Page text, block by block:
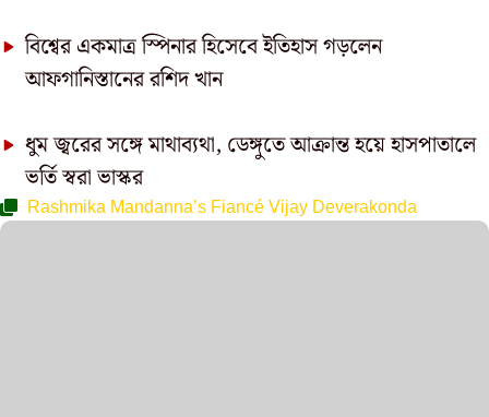
বিশ্বের একমাত্র স্পিনার হিসেবে ইতিহাস গড়লেন
আফগানিস্তানের রশিদ খান
ধুম জ্বরের সঙ্গে মাথাব্যথা, ডেঙ্গুতে আক্রান্ত হয়ে হাসপাতালে
ভর্তি স্বরা ভাস্কর
Rashmika Mandanna’s Fiancé Vijay Deverakonda